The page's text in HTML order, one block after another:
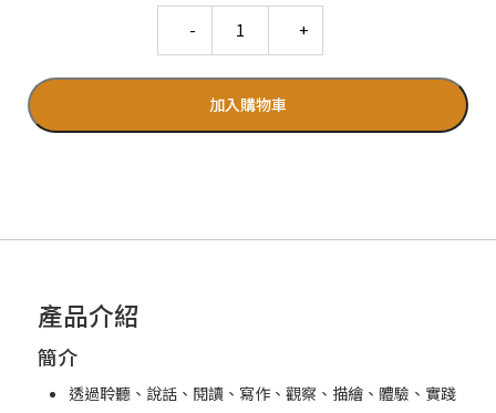
加入購物車
產品介紹
簡介
透過聆聽、說話、閱讀、寫作、觀察、描繪、體驗、實踐